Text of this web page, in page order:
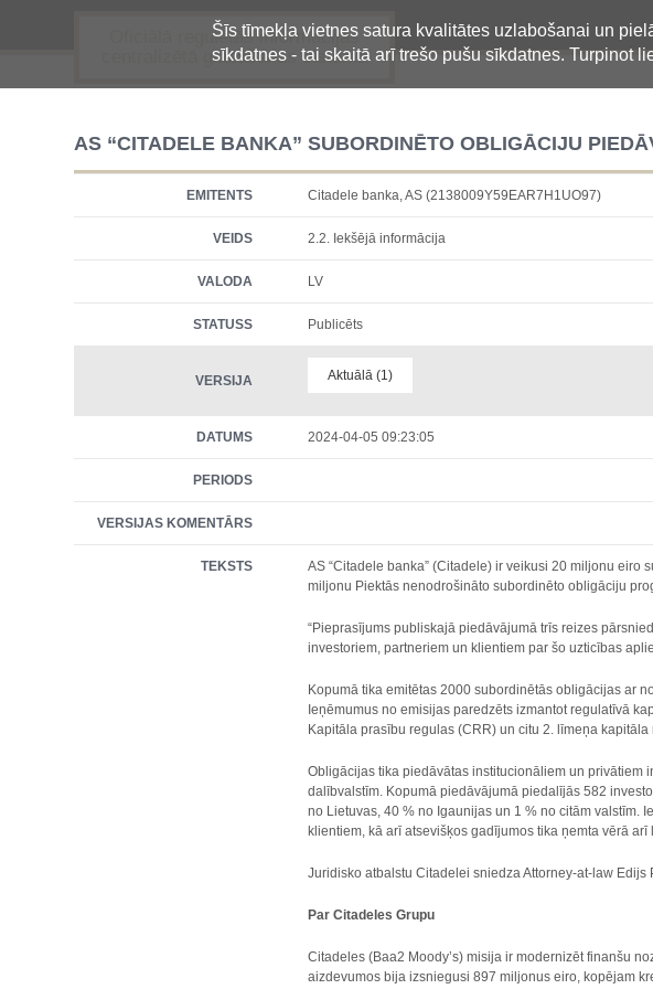
Šīs tīmekļa vietnes satura kvalitātes uzlabošanai un
sīkdatnes - tai skaitā arī trešo pušu sīkdatnes. Turpinot
Oficiālā regulētās informācijas
centralizētā glabāšanas sistēma
AS “CITADELE BANKA” SUBORDINĒTO OBLIGĀCIJU
EMITENTS Citadele banka, AS (2138009Y59EAR7H1UO97)
VEIDS 2.2. Iekšējā informācija
VALODA LV
STATUSS Publicēts
VERSIJA Aktuālā (1)
DATUMS 2024-04-05 09:23:05
PERIODS
VERSIJAS KOMENTĀRS
TEKSTS
AS “Citadele banka” (Citadele) ir veikusi 20 miljonu
miljonu Piektās nenodrošināto subordinēto obligāciju
“Pieprasījums publiskajā piedāvājumā trīs reizes
investoriem, partneriem un klientiem par šo uzticības
Kopumā tika emitētas 2000 subordinētās obligācijas ar
Ieņēmumus no emisijas paredzēts izmantot regulatīvā
Kapitāla prasību regulas (CRR) un citu 2. līmeņa
Obligācijas tika piedāvātas institucionāliem un privātiem
dalībvalstīm. Kopumā piedāvājumā piedalījās 582
no Lietuvas, 40 % no Igaunijas un 1 % no citām valstīm.
klientiem, kā arī atsevišķos gadījumos tika ņemta vērā
Juridisko atbalstu Citadelei sniedza Attorney-at-law
Par Citadeles Grupu
Citadeles (Baa2 Moody’s) misija ir modernizēt finanšu
aizdevumos bija izsniegusi 897 miljonus eiro, kopējam